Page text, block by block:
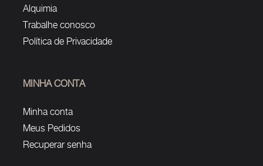
Alquimia
Trabalhe conosco
Política de Privacidade
MINHA CONTA
Minha conta
Meus Pedidos
Recuperar senha